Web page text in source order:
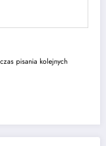
pisania kolejnych